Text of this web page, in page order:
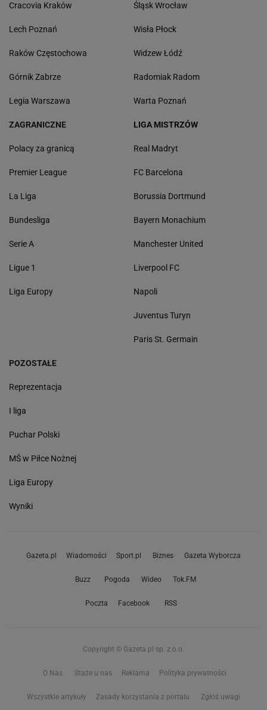
Cracovia Kraków
Lech Poznań
Raków Częstochowa
Górnik Zabrze
Legia Warszawa
Śląsk Wrocław
Wisła Płock
Widzew Łódź
Radomiak Radom
Warta Poznań
ZAGRANICZNE
Polacy za granicą
Premier League
La Liga
Bundesliga
Serie A
Ligue 1
Liga Europy
LIGA MISTRZÓW
Real Madryt
FC Barcelona
Borussia Dortmund
Bayern Monachium
Manchester United
Liverpool FC
Napoli
Juventus Turyn
Paris St. Germain
POZOSTAŁE
Reprezentacja
I liga
Puchar Polski
MŚ w Piłce Nożnej
Liga Europy
Wyniki
Gazeta.pl Wiadomości Sport.pl Biznes Gazeta Wyborcza
Buzz Pogoda Wideo Tok.FM
Poczta Facebook RSS
Copyright © Gazeta.pl sp. z o.o.
O Nas Staże u nas Reklama Polityka prywatności
Wszystkie artykuły Zasady korzystania z portalu Zgłoś uwagi